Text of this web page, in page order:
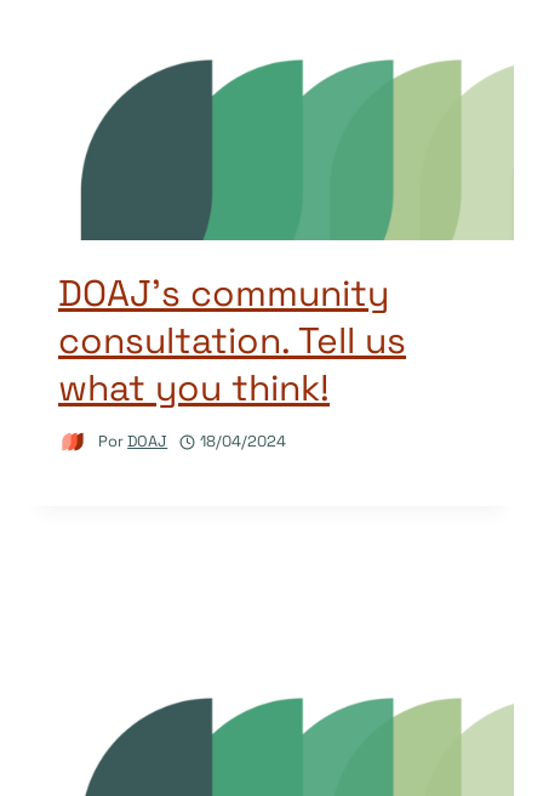
DOAJ’s community
consultation. Tell us
what you think!
PorDOAJ 18/04/2024